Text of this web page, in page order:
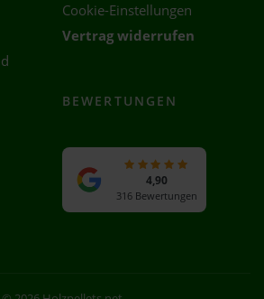
Cookie-Einstellungen
Vertrag widerrufen
BEWERTUNGEN
4,90
316 Bewertungen